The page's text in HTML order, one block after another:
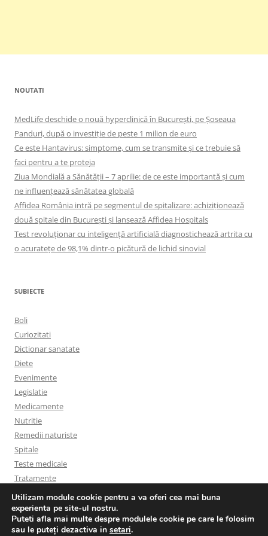
NOUTATI
MedLife deschide o nouă hyperclinică în București, pe Șoseaua
Panduri, după o investiție de peste 1 milion de euro
Ce este Hantavirus: simptome, cum se transmite și ce trebuie să
faci pentru a te proteja
Ziua Mondială a Sănătății – 7 aprilie: de ce este importantă și cum
ne influențează sănătatea globală
Affidea România intră pe segmentul de spitalizare: achiziționează
două spitale din București și lansează Affidea Hospitals
Test revoluționar cu inteligență artificială diagnostichează artrita cu
o acuratețe de 98,1% dintr-o picătură de lichid sinovial
SUBIECTE
Boli
Curiozitati
Dictionar sanatate
Diete
Evenimente
Legislatie
Medicamente
Nutritie
Remedii naturiste
Spitale
Teste medicale
Tratamente
Utilizam module cookie pentru a va oferi cea mai buna
experienta pe site-ul nostru.
Puteti afla mai multe despre modulele cookie pe care le folosim
sau le puteți dezactiva in setari.